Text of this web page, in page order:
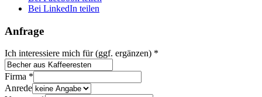
Bei LinkedIn teilen
Anfrage
Ich interessiere mich für (ggf. ergänzen) *
Firma *
Anrede